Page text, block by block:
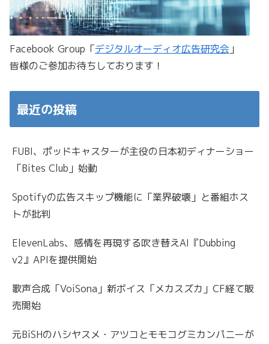
Facebook Group「デジタルオーディオ広告研究会 」
皆様のご参加お待ちしております！
最近の投稿
FUBI、ポッドキャスターが主役の日本初ディナーショー
「Bites Club」始動
Spotifyの広告スキップ機能に「業界破壊」と番組ホス
トが批判
ElevenLabs、感情を再現する吹き替えAI『Dubbing
v2』APIを提供開始
歌声合成「VoiSona」新ボイス「メカスズカ」CF経て販
売開始
元BiSHのハシヤスメ・アツコとモモコグミカンパニーが